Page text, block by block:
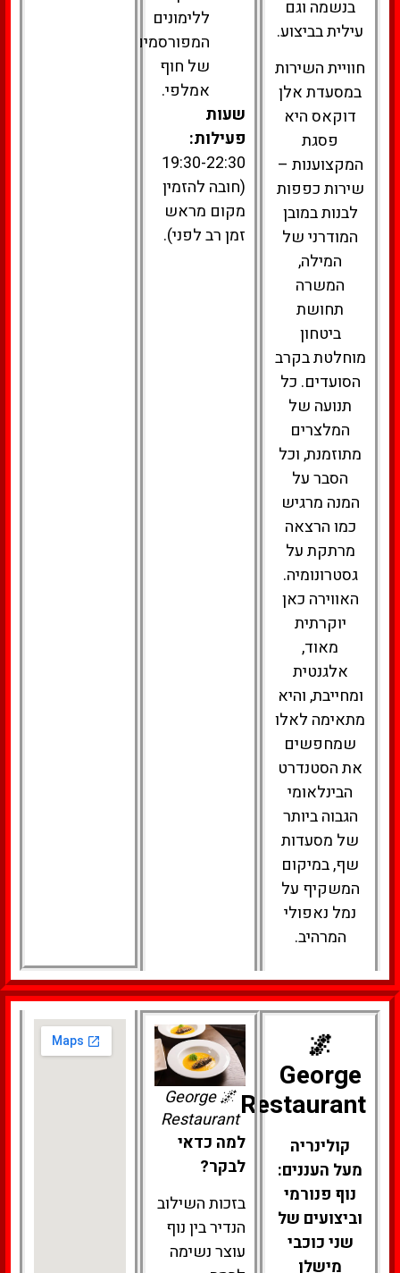
בנשמה וגם
עילית בביצוע.
חוויית השירות
במסעדת אלן
דוקאס היא
פסגת
המקצוענות –
שירות כפפות
לבנות במובן
המודרני של
המילה,
המשרה
תחושת
ביטחון
מוחלטת בקרב
הסועדים. כל
תנועה של
המלצרים
מתוזמנת, וכל
הסבר על
המנה מרגיש
כמו הרצאה
מרתקת על
גסטרונומיה.
האווירה כאן
יוקרתית
מאוד,
אלגנטית
ומחייבת, והיא
מתאימה לאלו
שמחפשים
את הסטנדרט
הבינלאומי
הגבוה ביותר
של מסעדות
שף, במיקום
המשקיף על
נמל נאפולי
המרהיב.
ללימונים
המפורסמים
של חוף
אמלפי.
שעות
פעילות:
19:30-22:30
(חובה להזמין
מקום מראש
זמן רב לפני).
🌌
George
Restaurant
קולינריה
מעל העננים:
נוף פנורמי
וביצועים של
שני כוכבי
מישלן
🌌 George
Restaurant
למה כדאי
לבקר?
בזכות השילוב
הנדיר בין נוף
עוצר נשימה